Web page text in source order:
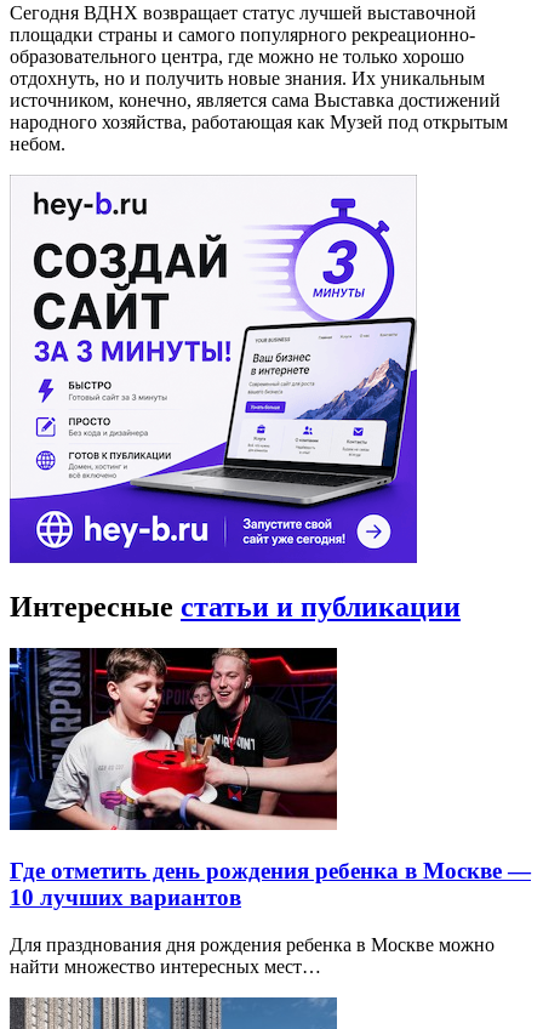
Сегодня ВДНХ возвращает статус лучшей выставочной
площадки страны и самого популярного рекреационно-
образовательного центра, где можно не только хорошо
отдохнуть, но и получить новые знания. Их уникальным
источником, конечно, является сама Выставка достижений
народного хозяйства, работающая как Музей под открытым
небом.
Интересные статьи и публикации
Где отметить день рождения ребенка в Москве —
10 лучших вариантов
Для празднования дня рождения ребенка в Москве можно
найти множество интересных мест…